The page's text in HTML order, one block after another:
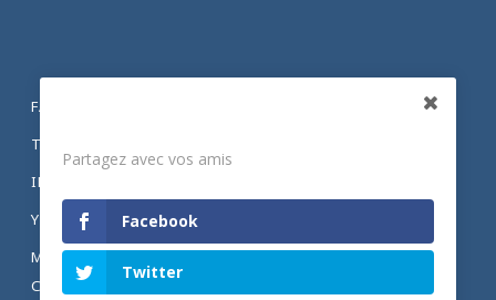
FACEBOOK
TWITTER
INSTAGRAM
YOUTUBE
MENTIONS LÉGALES ET POLITIQUE DE
CONFIDENTIALITÉ
Partagez avec vos amis
Facebook
Twitter